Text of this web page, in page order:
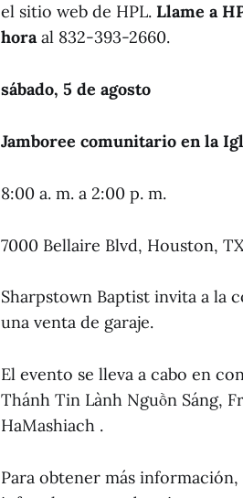
el sitio web de HPL. Llame a
horaal 832-393-2660.
sábado, 5 de agosto
Jamboree comunitario en la
8:00 a. m. a 2:00 p. m.
7000 Bellaire Blvd, Houston, TX
Sharpstown Baptist invita a la
una venta de garaje.
El evento se lleva a cabo en
Thánh Tin Lành Nguồn Sáng,
HaMashiach .
Para obtener más